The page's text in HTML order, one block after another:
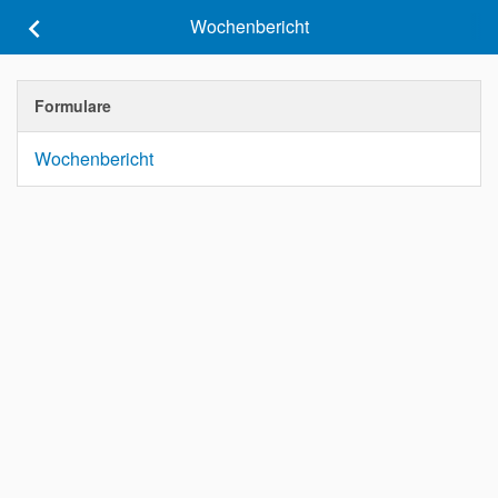
keyboard_arrow_left Wochenbericht
Formulare
Wochenbericht